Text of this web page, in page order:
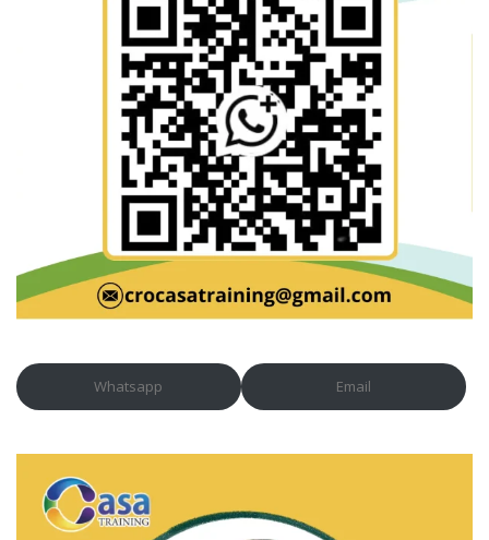
Whatsapp Email